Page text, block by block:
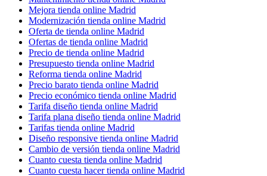
Mejora tienda online Madrid
Modernización tienda online Madrid
Oferta de tienda online Madrid
Ofertas de tienda online Madrid
Precio de tienda online Madrid
Presupuesto tienda online Madrid
Reforma tienda online Madrid
Precio barato tienda online Madrid
Precio económico tienda online Madrid
Tarifa diseño tienda online Madrid
Tarifa plana diseño tienda online Madrid
Tarifas tienda online Madrid
Diseño responsive tienda online Madrid
Cambio de versión tienda online Madrid
Cuanto cuesta tienda online Madrid
Cuanto cuesta hacer tienda online Madrid